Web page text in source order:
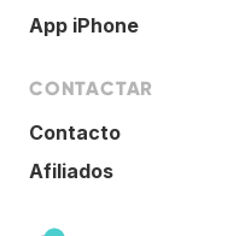
App iPhone
CONTACTAR
Contacto
Afiliados